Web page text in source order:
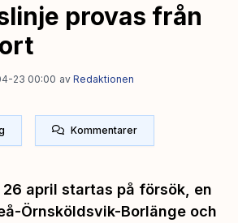
provas från
23 00:00 av Redaktionen
Kommentarer
april startas på försök, en
Örnsköldsvik-Borlänge och